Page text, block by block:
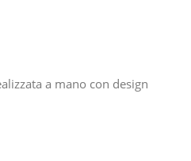
a mano con design